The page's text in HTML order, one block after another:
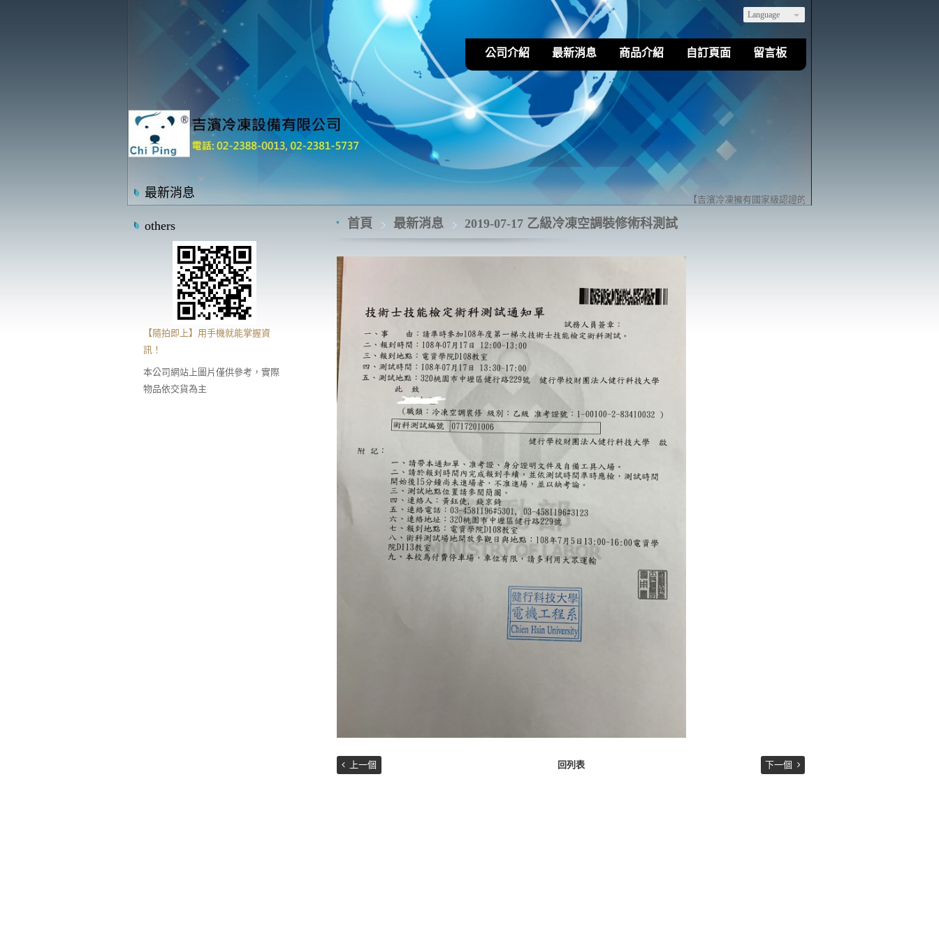
Language
公司介紹 最新消息 商品介紹 自訂頁面 留言板
最新消息
others
【隨拍即上】用手機就能掌握資
訊！
本公司網站上圖片僅供參考，實際
物品依交貨為主
【吉濱冷凍擁有國家級認證的乙級冷凍空調裝修技術】歡迎您
首頁 最新消息 2019-07-17 乙級冷凍空調裝修術科測試
上一個 回列表 下一個